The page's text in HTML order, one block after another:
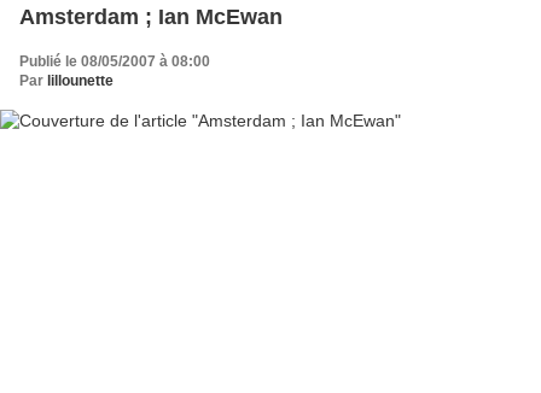
Amsterdam ; Ian McEwan
Publié le 08/05/2007 à 08:00
Par lillounette